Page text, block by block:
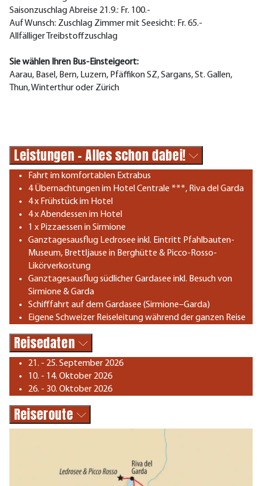
Saisonzuschlag Abreise 21.9.: Fr. 100.-
Auf Wunsch: Zuschlag Zimmer mit Seesicht: Fr. 65.-
Allfälliger Treibstoffzuschlag
Sie wählen Ihren Bus-Einsteigeort:
Aarau, Basel, Bern, Luzern, Pfäffikon SZ, Sargans, St. Gallen,
Thun, Winterthur oder Zürich
Leistungen - Alles schon dabei!
Fahrt im komfortablen Extrabus
4 Übernachtungen im Hotel Centrale ***, Riva del Garda
4 x Frühstück im Hotel
4 x Abendessen im Hotel
1 x Pizzaessen in Sirmione
Ganztagesausflug Ledrosee inkl. Eintritt Pfahlbauten-
Museum, Brettljause in Berghütte & Picco-Rosso-
Likörverkostung
Ganztagesausflug südlicher Gardasee inkl. Besuch von
Sirmione & Garda
Schifffahrt auf dem Gardasee (Sirmione–Garda)
Eigene Schweizer Reiseleitung während der ganzen Reise
Reisedaten
21. - 25. September 2026
10. - 14. Oktober 2026
26. - 30. Oktober 2026
Reiseroute